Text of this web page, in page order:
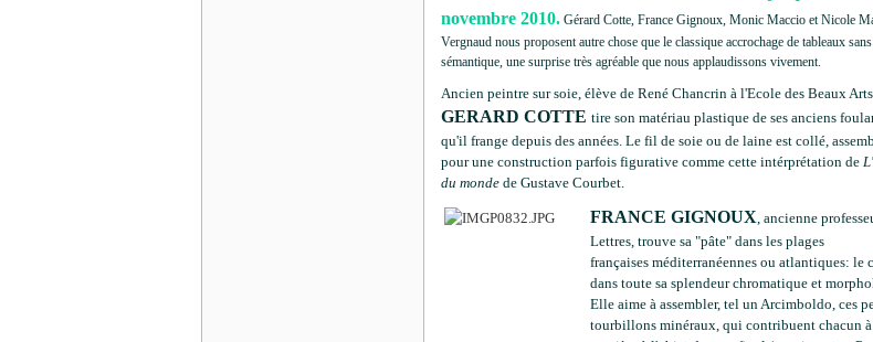
novembre 2010. Gérard Cotte, France Gignoux, Monic Maccio et Nicole
Vergnaud nous proposent autre chose que le classique accrochage de tableaux
sémantique, une surprise très agréable que nous applaudissons vivement.
Ancien peintre sur soie, élève de René Chancrin à l'Ecole des Beaux
GERARD COTTE tire son matériau plastique de ses anciens
qu'il frange depuis des années. Le fil de soie ou de laine est collé,
pour une construction parfois figurative comme cette intérprétation de
du monde de Gustave Courbet.
FRANCE GIGNOUX, ancienne
Lettres, trouve sa "pâte" dans les plages
françaises méditerranéennes ou atlantiques: le
dans toute sa splendeur chromatique et
Elle aime à assembler, tel un Arcimboldo, ces
tourbillons minéraux, qui contribuent chacun à